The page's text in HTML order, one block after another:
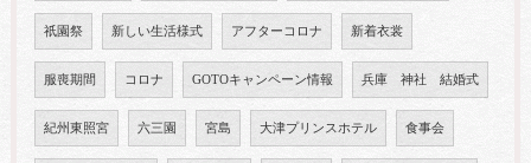
祇園祭 新しい生活様式 アフターコロナ 新着衣裳
服喪期間 コロナ GOTOキャンペーン情報 兵庫 神社 結婚式
紀州東照宮 六三園 宮島 大津プリンスホテル 食事会